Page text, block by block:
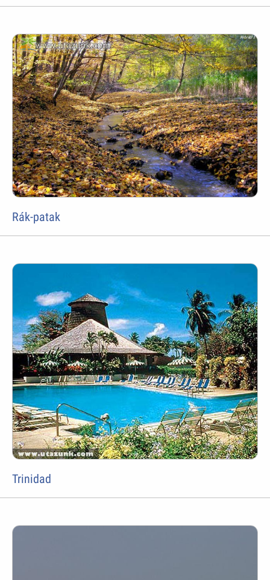
Rák-patak
Trinidad